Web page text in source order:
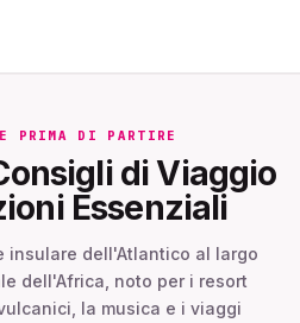
PRIMA DI PARTIRE
di Viaggio
Essenziali
insulare dell'Atlantico al largo
dell'Africa, noto per i resort
la musica e i viaggi